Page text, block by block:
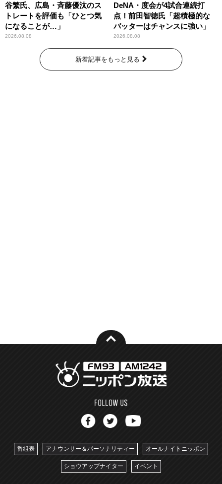
谷繁氏、広島・斉藤優汰のス
トレートを評価も「ひとつ気
になることが…」
2026.08.08
DeNA・度会が4試合連続打
点！前田智徳氏「超積極的な
バッターはチャンスに強い」
2026.08.08
新着記事をもっと見る
番組表 アナウンサー＆パーソナリティー オールナイトニッポン
ショウアップナイター イベント